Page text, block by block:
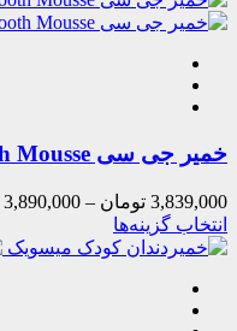
خمیر جی سی GC Tooth Mousse
3,839,000 تومان –
3,890,000
انتخاب گزینه‌ها